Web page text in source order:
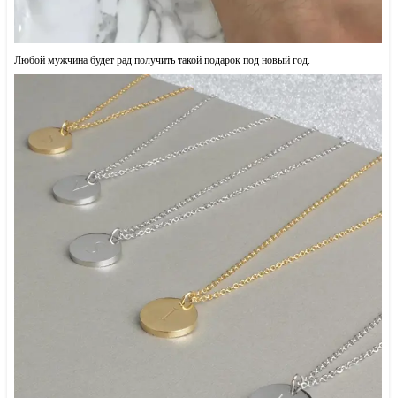
Любой мужчина будет рад получить такой подарок под новый год.